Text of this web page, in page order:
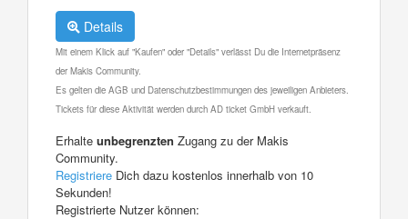
Details
Mit einem Klick auf "Kaufen" oder "Details" verlässt Du die Internetpräsenz
der Makis Community.
Es gelten die AGB und Datenschutzbestimmungen des jeweiligen Anbieters.
Tickets für diese Aktivität werden durch AD ticket GmbH verkauft.
Erhalte unbegrenzten Zugang zu der Makis
Community.
Registriere Dich dazu kostenlos innerhalb von 10
Sekunden!
Registrierte Nutzer können: